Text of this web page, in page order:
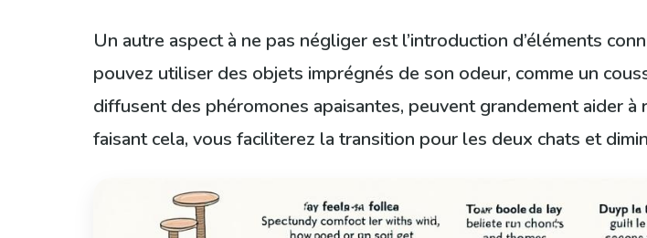
Un autre aspect à ne pas négliger est l’introduction d’éléments
pouvez utiliser des objets imprégnés de son odeur, comme un
diffusent des phéromones apaisantes, peuvent grandement aider à
faisant cela, vous faciliterez la transition pour les deux chats et